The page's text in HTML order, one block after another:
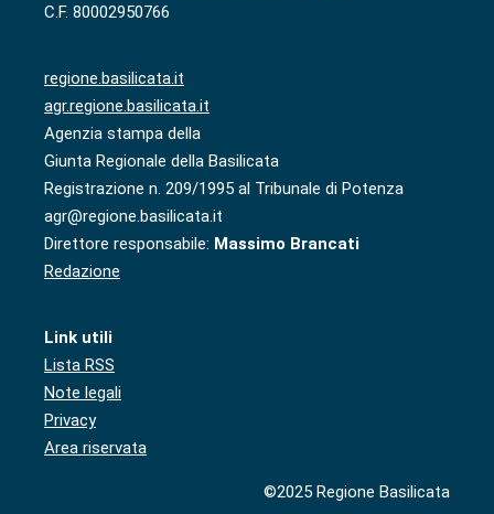
C.F. 80002950766
regione.basilicata.it
agr.regione.basilicata.it
Agenzia stampa della
Giunta Regionale della Basilicata
Registrazione n. 209/1995 al Tribunale di Potenza
agr@regione.basilicata.it
Direttore responsabile: Massimo Brancati
Redazione
Link utili
Lista RSS
Note legali
Privacy
Area riservata
©2025 Regione Basilicata